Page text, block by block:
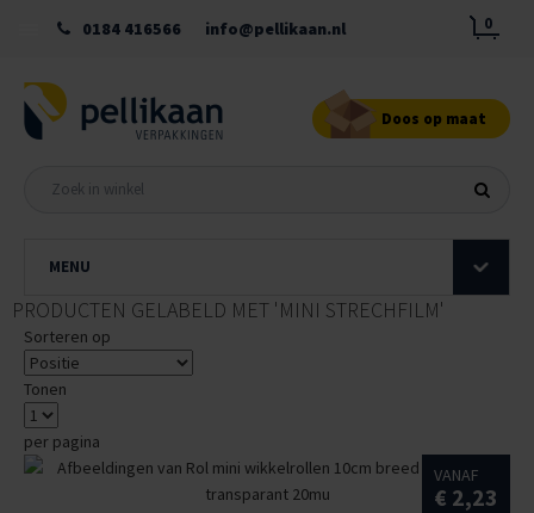
0184 416566 info@pellikaan.nl 0
Doos op maat
MENU
PRODUCTEN GELABELD MET 'MINI STRECHFILM'
Sorteren op
Tonen
per pagina
VANAF
€ 2,23